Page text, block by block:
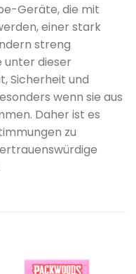
Geräte, die mit
einer stark
streng
unter dieser
Sicherheit und
wenn sie aus
Daher ist es
zu